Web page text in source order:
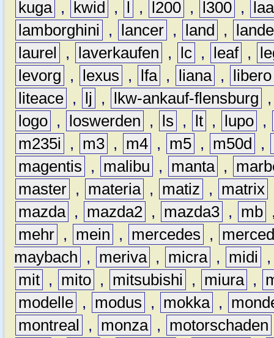
kuga , kwid , l , l200 , l300 ,
lamborghini
, lancer , land ,
laurel
, laverkaufen , lc , leaf ,
levorg
, lexus , lfa , liana ,
libero
liteace , lj , lkw-ankauf-flensburg
logo , loswerden , ls , lt , lupo ,
m235i
, m3 , m4 , m5 , m50d ,
magentis
, malibu , manta ,
master , materia , matiz , matrix
mazda , mazda2 , mazda3 , mb
mehr , mein , mercedes ,
maybach
, meriva , micra , midi
mit , mito , mitsubishi , miura ,
modelle , modus , mokka ,
montreal
, monza , motorschaden